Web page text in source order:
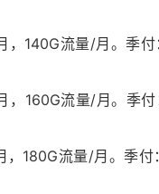
，140G流量/月。季
，160G流量/月。季
，180G流量/月。季